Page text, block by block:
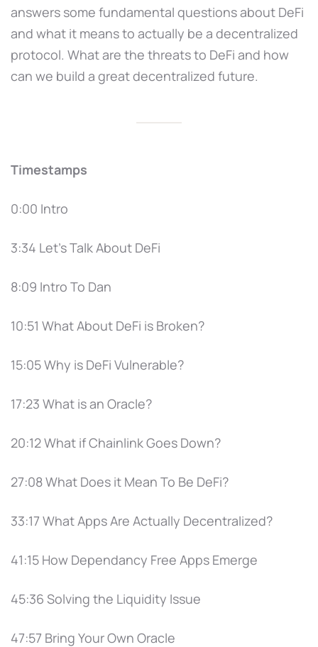
answers some fundamental questions about DeFi
and what it means to actually be a decentralized
protocol. What are the threats to DeFi and how
can we build a great decentralized future.
Timestamps
0:00 Intro
3:34 Let's Talk About DeFi
8:09 Intro To Dan
10:51 What About DeFi is Broken?
15:05 Why is DeFi Vulnerable?
17:23 What is an Oracle?
20:12 What if Chainlink Goes Down?
27:08 What Does it Mean To Be DeFi?
33:17 What Apps Are Actually Decentralized?
41:15 How Dependancy Free Apps Emerge
45:36 Solving the Liquidity Issue
47:57 Bring Your Own Oracle